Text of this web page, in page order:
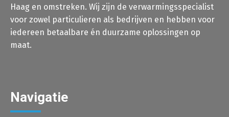
Haag en omstreken. Wij zijn de verwarmingsspecialist
voor zowel particulieren als bedrijven en hebben voor
iedereen betaalbare én duurzame oplossingen op
maat.
Navigatie